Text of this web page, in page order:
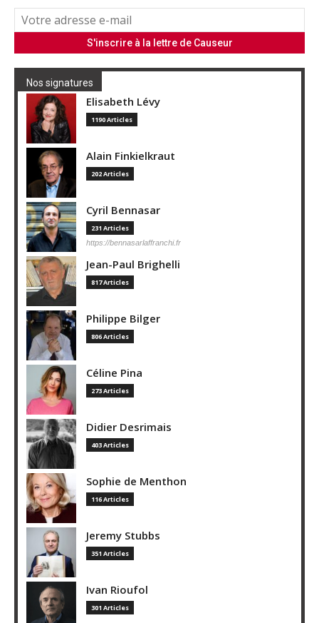
Nos signatures
Elisabeth Lévy
1190 Articles
Alain Finkielkraut
202 Articles
Cyril Bennasar
231 Articles
https://bennasarlaffranchi.fr
Jean-Paul Brighelli
817 Articles
Philippe Bilger
806 Articles
Céline Pina
273 Articles
Didier Desrimais
403 Articles
Sophie de Menthon
116 Articles
Jeremy Stubbs
351 Articles
Ivan Rioufol
301 Articles